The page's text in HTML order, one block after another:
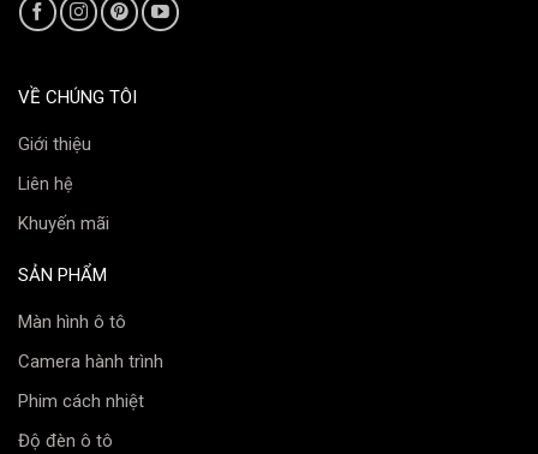
VỀ CHÚNG TÔI
Giới thiệu
Liên hệ
Khuyến mãi
SẢN PHẨM
Màn hình ô tô
Camera hành trình
Phim cách nhiệt
Độ đèn ô tô